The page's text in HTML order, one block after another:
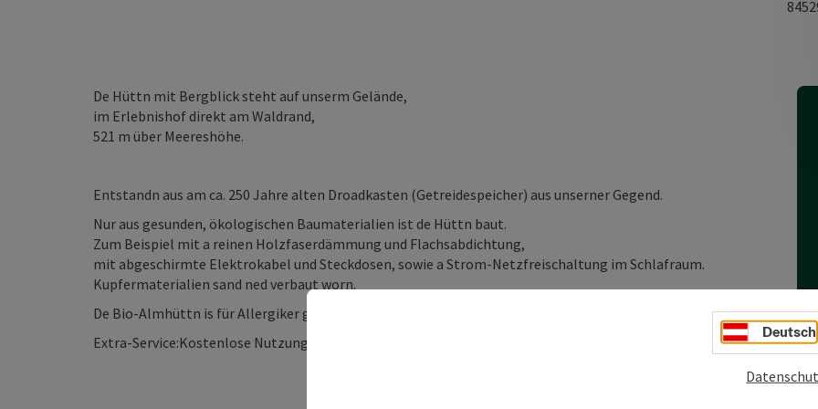
De Hüttn mit Bergblick steht auf unserm Gelände,
im Erlebnishof direkt am Waldrand,
521 m über Meereshöhe.
Entstandn aus am ca. 250 Jahre alten Droadkasten (Getreidespeicher) aus unserner Gegend.
Nur aus gesunden, ökologischen Baumaterialien ist de Hüttn baut.
Zum Beispiel mit a reinen Holzfaserdämmung und Flachsabdichtung,
mit abgeschirmte Elektrokabel und Steckdosen, sowie a Strom-Netzfreischaltung im Schlafraum.
Kupfermaterialien sand ned verbaut worn.
De Bio-Almhüttn is für Allergiker geeignet.
Extra-Service:Kostenlose Nutzung hochwertiger Trekkingräder
Deutsch